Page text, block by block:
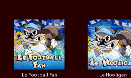
Le Football Fan Le Hooligan